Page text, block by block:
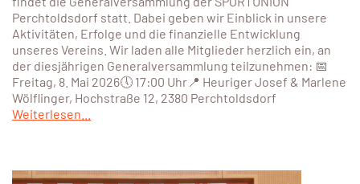
Perchtoldsdorf statt. Dabei geben wir Einblick in unsere
Aktivitäten, Erfolge und die finanzielle Entwicklung
unseres Vereins. Wir laden alle Mitglieder herzlich ein, an
der diesjährigen Generalversammlung teilzunehmen: 📅
Freitag, 8. Mai 2026🕔 17:00 Uhr📍 Heuriger Josef & Marlene
Wölflinger, Hochstraße 12, 2380 Perchtoldsdorf
Weiterlesen...